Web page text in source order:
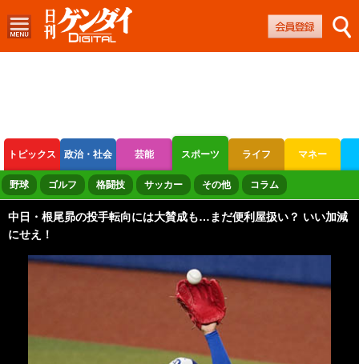
トピックス 政治・社会 芸能 スポーツ ライフ マネー
ボートレース 競輪 オートレース
野球 ゴルフ 格闘技 サッカー その他 コラム
中日・根尾昴の投手転向には大賛成も…まだ便利屋扱い？ いい加減
にせえ！